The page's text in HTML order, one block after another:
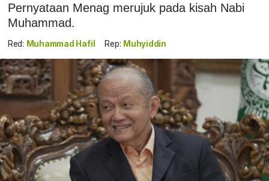
Pernyataan Menag merujuk pada kisah Nabi
Muhammad.
Red: Muhammad Hafil Rep: Muhyiddin